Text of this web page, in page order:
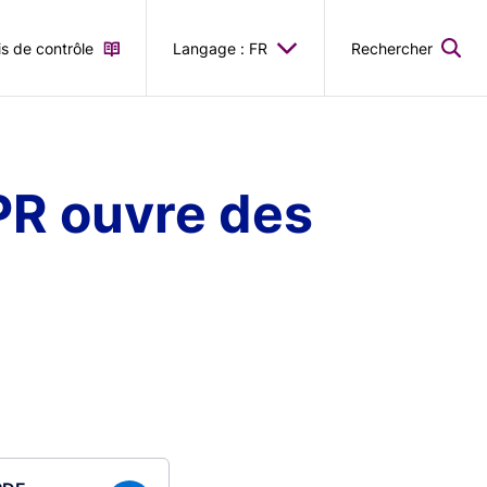
de contrôle Langage : FR Rechercher
ouvre des